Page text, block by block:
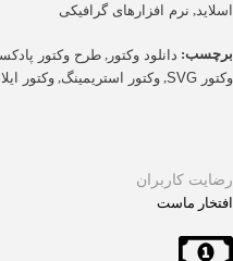
اسلاید نرم افزارهای گرافیکی
برچسب: دانلود وکتور طرح وکتور
وکتور SVG
وکتور استریمینگ وکتور
رضایت کاربران
افتخار ماست